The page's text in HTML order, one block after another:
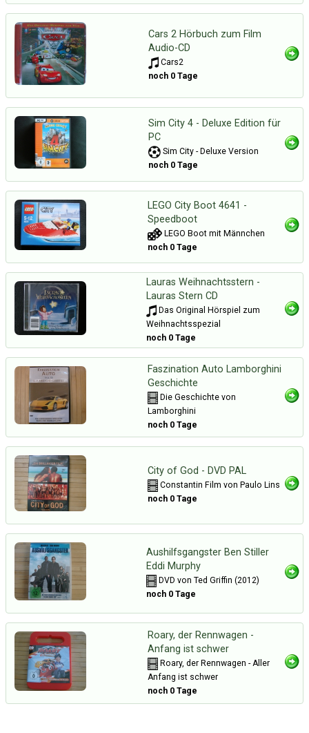
Cars 2 Hörbuch zum Film
Audio-CD
Cars2
noch 0 Tage
Sim City 4 - Deluxe Edition für
PC
Sim City - Deluxe Version
noch 0 Tage
LEGO City Boot 4641 -
Speedboot
LEGO Boot mit Männchen
noch 0 Tage
Lauras Weihnachtsstern -
Lauras Stern CD
Das Original Hörspiel zum
Weihnachtsspezial
noch 0 Tage
Faszination Auto Lamborghini
Geschichte
Die Geschichte von
Lamborghini
noch 0 Tage
City of God - DVD PAL
Constantin Film von Paulo Lins
noch 0 Tage
Aushilfsgangster Ben Stiller
Eddi Murphy
DVD von Ted Griffin (2012)
noch 0 Tage
Roary, der Rennwagen -
Anfang ist schwer
Roary, der Rennwagen - Aller
Anfang ist schwer
noch 0 Tage